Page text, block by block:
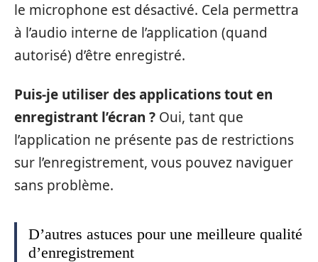
le microphone est désactivé. Cela permettra
à l’audio interne de l’application (quand
autorisé) d’être enregistré.
Puis-je utiliser des applications tout en
enregistrant l’écran ? Oui, tant que
l’application ne présente pas de restrictions
sur l’enregistrement, vous pouvez naviguer
sans problème.
D’autres astuces pour une meilleure qualité
d’enregistrement